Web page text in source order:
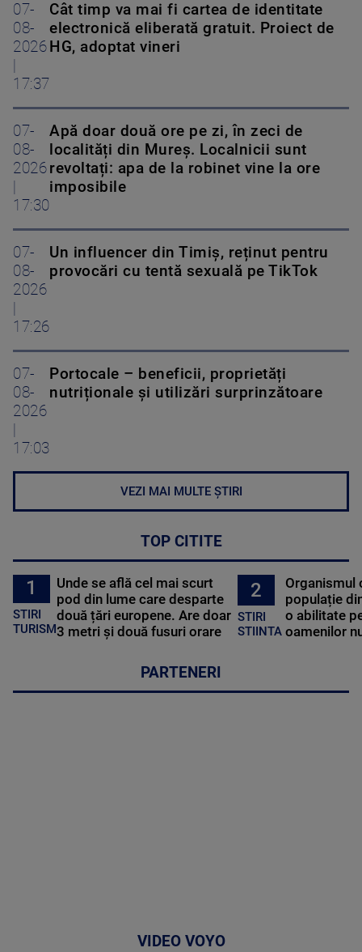
07-
08-
2026
17:37
Cât timp va mai fi cartea de identitate
electronică eliberată gratuit. Proiect de
HG, adoptat vineri
07-
08-
2026
17:30
Apă doar două ore pe zi, în zeci de
localități din Mureș. Localnicii sunt
revoltați: apa de la robinet vine la ore
imposibile
07-
08-
2026
17:26
Un influencer din Timiș, reținut pentru
provocări cu tentă sexuală pe TikTok
07-
08-
2026
17:03
Portocale – beneficii, proprietăți
nutriționale și utilizări surprinzătoare
VEZI MAI MULTE ȘTIRI
TOP CITITE
1
STIRI
TURISM
Unde se află cel mai scurt
pod din lume care desparte
două țări europene. Are doar
3 metri și două fusuri orare
2
STIRI
STIINTA
Organismul
populație
o abilitate
oamenilor
PARTENERI
VIDEO VOYO